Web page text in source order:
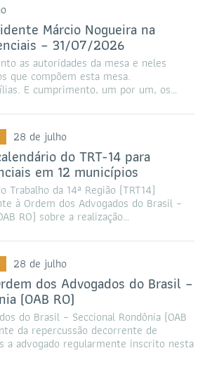
Márcio Nogueira na
– 31/07/2026
as autoridades da mesa e neles
que compõem esta mesa.
E cumprimento, um por um, os…
28 de julho
do TRT-14 para
em 12 municípios
Trabalho da 14ª Região (TRT14)
à Ordem dos Advogados do Brasil –
RO) sobre a realização…
28 de julho
dos Advogados do Brasil –
(OAB RO)
do Brasil – Seccional Rondônia (OAB
da repercussão decorrente de
a advogado regularmente inscrito nesta